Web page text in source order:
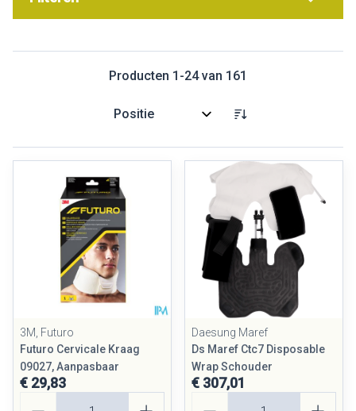
Producten 1 -24van 161
Sorteer op:
3M, Futuro
Futuro Cervicale Kraag
09027, Aanpasbaar
€ 29,83
Daesung Maref
Ds Maref Ctc7 Disposable
Wrap Schouder
€ 307,01